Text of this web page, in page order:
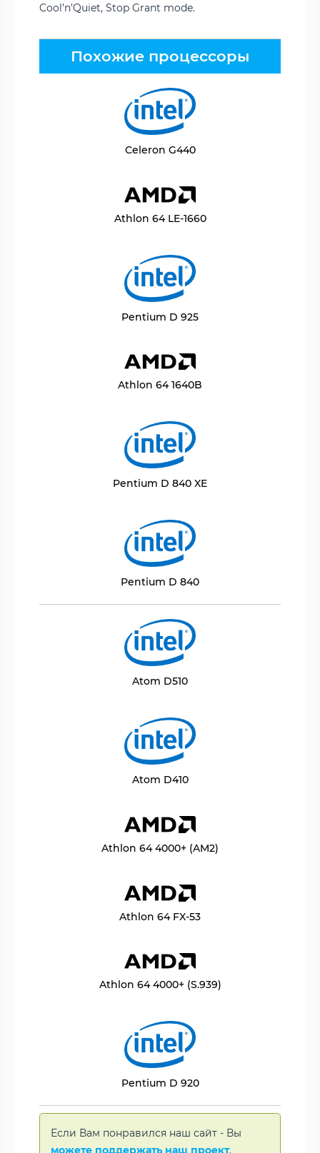
Cool’n’Quiet, Stop Grant mode.
Похожие процессоры
Celeron G440
Athlon 64 LE-1660
Pentium D 925
Athlon 64 1640B
Pentium D 840 XE
Pentium D 840
Atom D510
Atom D410
Athlon 64 4000+ (AM2)
Athlon 64 FX-53
Athlon 64 4000+ (S.939)
Pentium D 920
Если Вам понравился наш сайт - Вы
можете поддержать наш проект.